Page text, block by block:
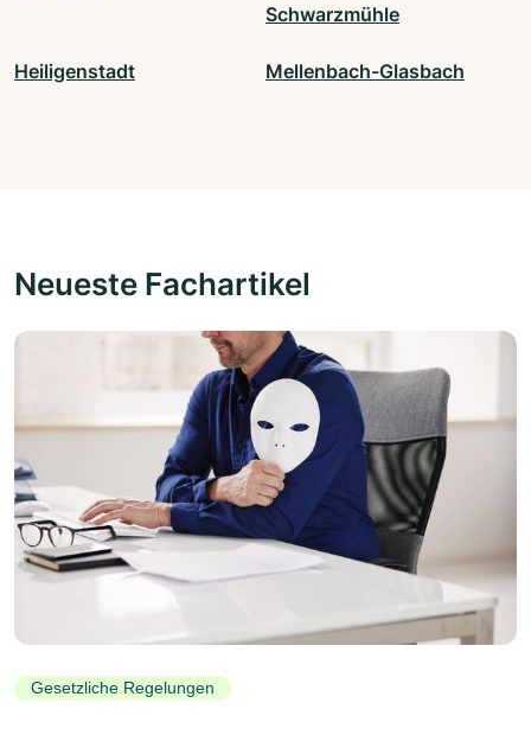
Schwarzmühle
Heiligenstadt Mellenbach-Glasbach
Neueste Fachartikel
Gesetzliche Regelungen